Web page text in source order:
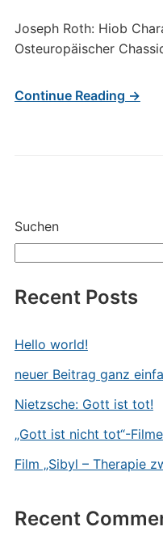
Suchen
Recent Posts
Hello world!
neuer Beitrag ganz
Nietzsche: Gott ist tot!
„Gott ist nicht tot“-Filme
Film „Sibyl – Therapie
Recent
Joseph Roth: Hiob
Osteuropäischer
Continue Reading →